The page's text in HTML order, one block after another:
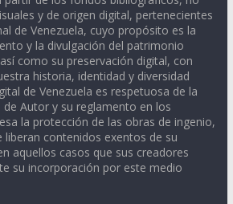
y de origen digital, pertenecientes
de Venezuela, cuyo propósito es la
y la divulgación del patrimonio
como su preservación digital, con
historia, identidad y diversidad
de Venezuela es respetuosa de la
de Autor y su reglamento en los
la protección de las obras de ingenio,
liberan contenidos exentos de su
aquellos casos que sus creadores
su incorporación por este medio